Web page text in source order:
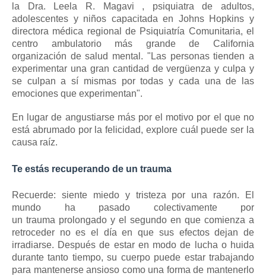
la
Dra. Leela R. Magavi , psiquiatra de adultos,
adolescentes y niños capacitada en Johns Hopkins y
directora médica regional de Psiquiatría Comunitaria, el
centro ambulatorio más grande de California
organización de salud mental. "Las personas tienden a
experimentar una gran cantidad de vergüenza y culpa y
se culpan a sí mismas por todas y cada una de las
emociones que experimentan".
En lugar de angustiarse más por el motivo por el que no
está abrumado por la felicidad, explore cuál puede ser la
causa raíz.
Te estás recuperando de un trauma
Recuerde: siente miedo y tristeza por una razón.
El
mundo ha pasado colectivamente por
un trauma prolongado y el segundo en que comienza a
retroceder no es el día en que sus efectos dejan de
irradiarse. Después de estar en modo de lucha o huida
durante tanto tiempo, su cuerpo puede estar trabajando
para mantenerse ansioso como una forma de mantenerlo